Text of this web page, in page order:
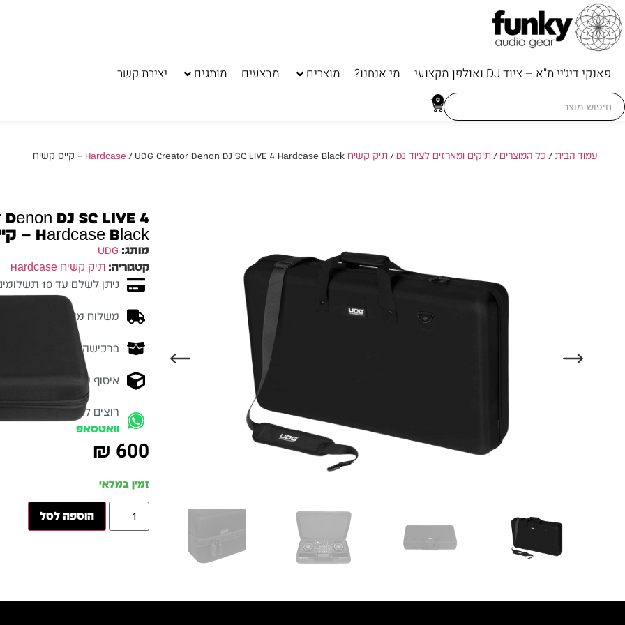
פאנקי דיג׳יי ת"א – ציוד DJ ואולפן מקצועי מי אנחנו? מוצרים מבצעים מותגים יצירת קשר
Search
for:
0
עמוד הבית/ כל המוצרים / תיקים ומארזים לציוד DJ / תיק קשיח Hardcase/ UDG Creator Denon DJ SC LIVE 4 Hardcase Black – קייס קשיח
DJ SC LIVE 4
Hardcase Black – קייס קשיח
מותג: UDG
קטגוריה: תיק קשיח Hardcase
ניתן לשלם עד 10 תשלומים ללא ריבית
משלוח מהיר - זמן אספקה בין 3-5
ברכישה מעל 700 ש״ח -
איסוף עצמי מהיר - מקוה
רוצים להתייעץ עם
וואטסאפ
₪ 600
זמין במלאי
הוספה לסל